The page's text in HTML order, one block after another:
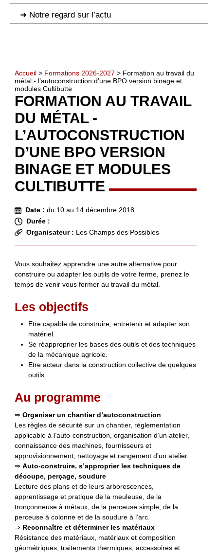
Notre regard sur l’actu
Accueil > Formations 2026-2027 > Formation au travail du
métal - l’autoconstruction d’une BPO version binage et
modules Cultibutte
FORMATION AU TRAVAIL
DU MÉTAL -
L’AUTOCONSTRUCTION
D’UNE BPO VERSION
BINAGE ET MODULES
CULTIBUTTE
Date : du 10 au 14 décembre 2018
Durée :
Organisateur : Les Champs des Possibles
Vous souhaitez apprendre une autre alternative pour
construire ou adapter les outils de votre ferme, prenez le
temps de venir vous former au travail du métal.
Les objectifs
Etre capable de construire, entretenir et adapter son
matériel.
Se réapproprier les bases des outils et des techniques
de la mécanique agricole.
Etre acteur dans la construction collective de quelques
outils.
Au programme
⇒ Organiser un chantier d’autoconstruction
Les règles de sécurité sur un chantier, réglementation
applicable à l’auto-construction, organisation d’un atelier,
connaissance des machines, fournisseurs et
approvisionnement, nettoyage et rangement d’un atelier.
⇒ Auto-construire, s’approprier les techniques de
découpe, perçage, soudure
Lecture des plans et de leurs arborescences,
apprentissage et pratique de la meuleuse, de la
tronçonneuse à métaux, de la perceuse simple, de la
perceuse à colonne et de la soudure à l’arc.
⇒ Reconnaître et déterminer les matériaux
Résistance des matériaux, matériaux et composition
géométriques, traitements thermiques, accessoires et